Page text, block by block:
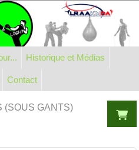
Historique et Médias
Contact
(SOUS GANTS)